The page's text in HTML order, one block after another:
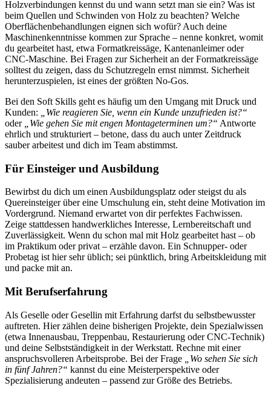
Holzverbindungen kennst du und wann setzt man sie ein? Was ist
beim Quellen und Schwinden von Holz zu beachten? Welche
Oberflächenbehandlungen eignen sich wofür? Auch deine
Maschinenkenntnisse kommen zur Sprache – nenne konkret, womit
du gearbeitet hast, etwa Formatkreissäge, Kantenanleimer oder
CNC-Maschine. Bei Fragen zur Sicherheit an der Formatkreissäge
solltest du zeigen, dass du Schutzregeln ernst nimmst. Sicherheit
herunterzuspielen, ist eines der größten No-Gos.
Bei den Soft Skills geht es häufig um den Umgang mit Druck und
Kunden:
„Wie reagieren Sie, wenn ein Kunde unzufrieden ist?“
oder
„Wie gehen Sie mit engen Montageterminen um?“ Antworte
ehrlich und strukturiert – betone, dass du auch unter Zeitdruck
sauber arbeitest und dich im Team abstimmst.
Für Einsteiger und Ausbildung
Bewirbst du dich um einen Ausbildungsplatz oder steigst du als
Quereinsteiger über eine Umschulung ein, steht deine Motivation im
Vordergrund. Niemand erwartet von dir perfektes Fachwissen.
Zeige stattdessen handwerkliches Interesse, Lernbereitschaft und
Zuverlässigkeit. Wenn du schon mal mit Holz gearbeitet hast – ob
im Praktikum oder privat – erzähle davon. Ein Schnupper- oder
Probetag ist hier sehr üblich; sei pünktlich, bring Arbeitskleidung mit
und packe mit an.
Mit Berufserfahrung
Als Geselle oder Gesellin mit Erfahrung darfst du selbstbewusster
auftreten. Hier zählen deine bisherigen Projekte, dein Spezialwissen
(etwa Innenausbau, Treppenbau, Restaurierung oder CNC-Technik)
und deine Selbstständigkeit in der Werkstatt. Rechne mit einer
anspruchsvolleren Arbeitsprobe. Bei der Frage
„Wo sehen Sie sich
in fünf Jahren?“ kannst du eine Meisterperspektive oder
Spezialisierung andeuten – passend zur Größe des Betriebs.